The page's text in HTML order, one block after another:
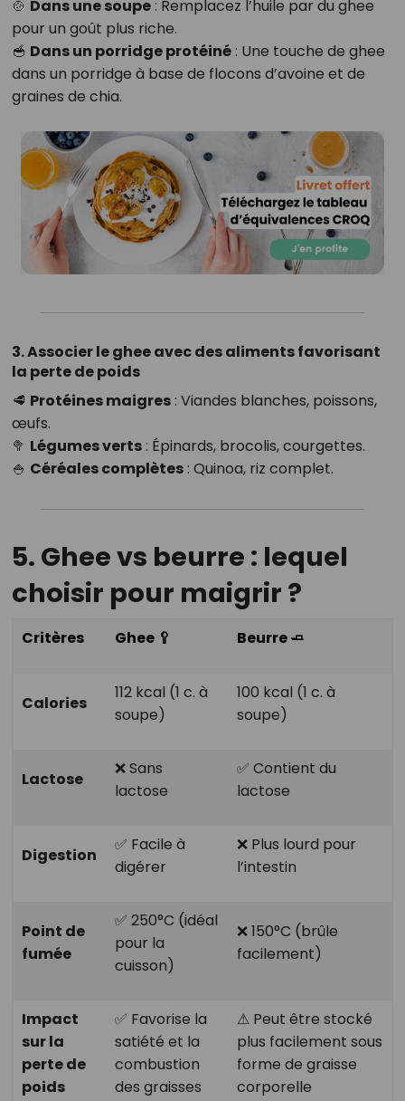
🍲 Dans une soupe: Remplacez l’huile par du ghee
pour un goût plus riche.
🥣 Dans un porridge protéiné: Une touche de ghee
dans un porridge à base de flocons d’avoine et de
graines de chia.
3. Associer le ghee avec des aliments favorisant
la perte de poids
🥩 Protéines maigres: Viandes blanches, poissons,
œufs.
🥦 Légumes verts: Épinards, brocolis, courgettes.
🍚 Céréales complètes: Quinoa, riz complet.
5. Ghee vs beurre : lequel
choisir pour maigrir ?
Critères Ghee🥄 Beurre🧈
Calories
112 kcal (1 c. à
soupe)
100 kcal (1 c. à
soupe)
Lactose
❌ Sans
lactose
✅ Contient du
lactose
Digestion
✅ Facile à
digérer
❌ Plus lourd pour
l’intestin
Point de
fumée
✅ 250°C (idéal
pour la
cuisson)
❌ 150°C (brûle
facilement)
Impact
sur la
perte de
poids
✅ Favorise la
satiété et la
combustion
des graisses
⚠ Peut être stocké
plus facilement sous
forme de graisse
corporelle